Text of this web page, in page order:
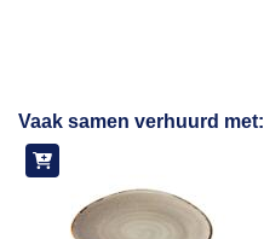
Vaak samen verhuurd met: